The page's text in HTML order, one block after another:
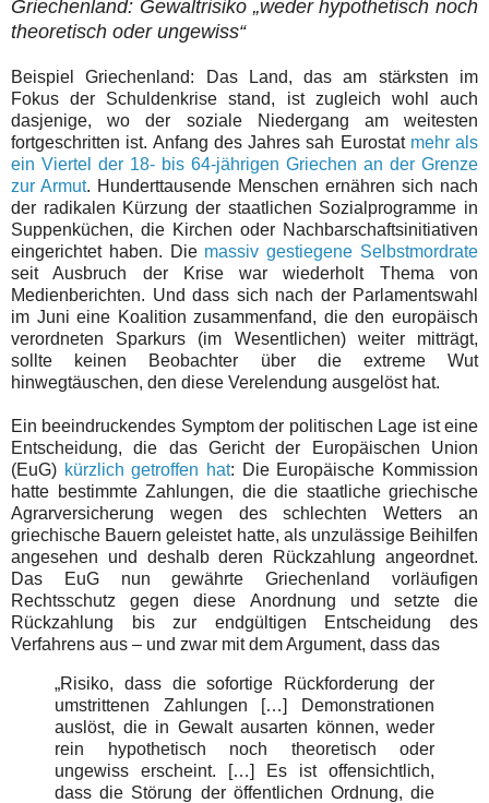
Griechenland: Gewaltrisiko „weder hypothetisch noch
theoretisch oder ungewiss“
Beispiel Griechenland: Das Land, das am stärksten im
Fokus der Schuldenkrise stand, ist zugleich wohl auch
dasjenige, wo der soziale Niedergang am weitesten
fortgeschritten ist. Anfang des Jahres sah Eurostat mehr als
ein Viertel der 18- bis 64-jährigen Griechen an der Grenze
zur Armut. Hunderttausende Menschen ernähren sich nach
der radikalen Kürzung der staatlichen Sozialprogramme in
Suppenküchen, die Kirchen oder Nachbarschaftsinitiativen
eingerichtet haben. Die massiv gestiegene Selbstmordrate
seit Ausbruch der Krise war wiederholt Thema von
Medienberichten. Und dass sich nach der Parlamentswahl
im Juni eine Koalition zusammenfand, die den europäisch
verordneten Sparkurs (im Wesentlichen) weiter mitträgt,
sollte keinen Beobachter über die extreme Wut
hinwegtäuschen, den diese Verelendung ausgelöst hat.
Ein beeindruckendes Symptom der politischen Lage ist eine
Entscheidung, die das Gericht der Europäischen Union
(EuG) kürzlich getroffen hat: Die Europäische Kommission
hatte bestimmte Zahlungen, die die staatliche griechische
Agrarversicherung wegen des schlechten Wetters an
griechische Bauern geleistet hatte, als unzulässige Beihilfen
angesehen und deshalb deren Rückzahlung angeordnet.
Das EuG nun gewährte Griechenland vorläufigen
Rechtsschutz gegen diese Anordnung und setzte die
Rückzahlung bis zur endgültigen Entscheidung des
Verfahrens aus – und zwar mit dem Argument, dass das
„Risiko, dass die sofortige Rückforderung der
umstrittenen Zahlungen […] Demonstrationen
auslöst, die in Gewalt ausarten können, weder
rein hypothetisch noch theoretisch oder
ungewiss erscheint. […] Es ist offensichtlich,
dass die Störung der öffentlichen Ordnung, die